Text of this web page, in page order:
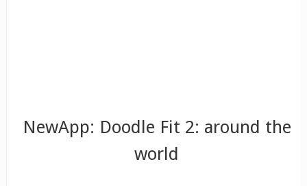
NewApp: Doodle Fit 2: around the
world